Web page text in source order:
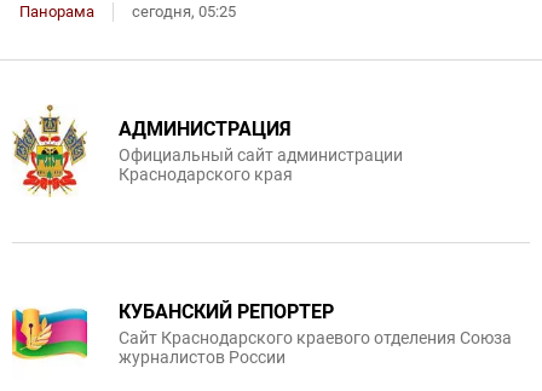
Панорама сегодня, 05:25
АДМИНИСТРАЦИЯ
Официальный сайт администрации
Краснодарского края
КУБАНСКИЙ РЕПОРТЕР
Сайт Краснодарского краевого отделения Союза
журналистов России